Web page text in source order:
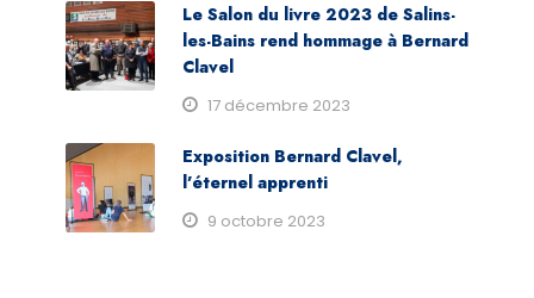
Le Salon du livre 2023 de Salins-
les-Bains rend hommage à Bernard
Clavel
17 décembre 2023
Exposition Bernard Clavel,
l’éternel apprenti
9 octobre 2023